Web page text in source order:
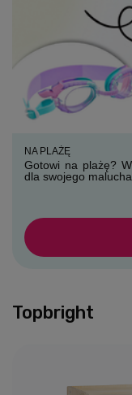
NA PLAŻĘ
Gotowi na plażę?
dla swojego
Topbright